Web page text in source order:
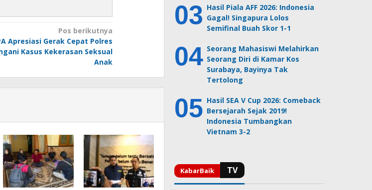
Pos berikutnya
Apresiasi Gerak Cepat Polres
Kasus Kekerasan Seksual
Anak
Hasil Piala AFF 2026: Indonesia
Gagal! Singapura Lolos
Semifinal Buah Skor 1-1
Seorang Mahasiswi Melahirkan
Seorang Diri di Kamar Kos
Surabaya, Bayinya Tak
Tertolong
Hasil SEA V Cup 2026: Comeback
Bersejarah Sejak 2019!
Indonesia Tumbangkan
Vietnam 3-2